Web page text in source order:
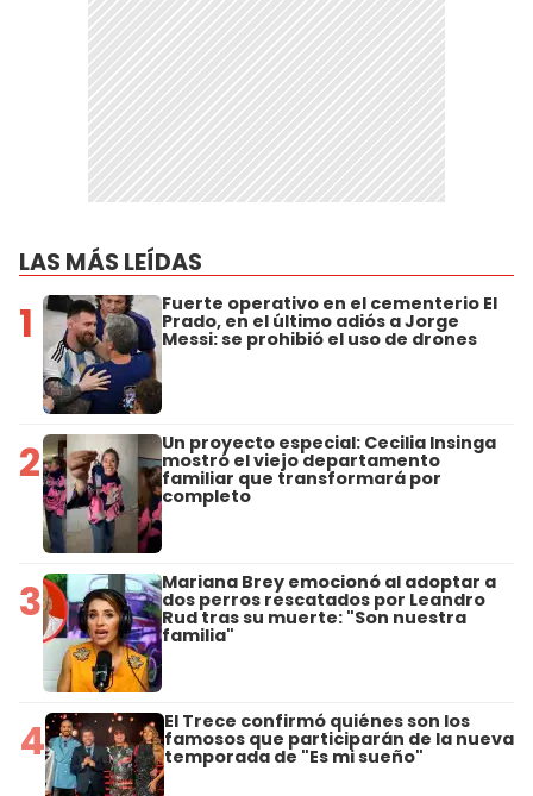
LAS MÁS LEÍDAS
1 Fuerte operativo en el cementerio El
Prado, en el último adiós a Jorge
Messi: se prohibió el uso de drones
2 Un proyecto especial: Cecilia Insinga
mostró el viejo departamento
familiar que transformará por
completo
3 Mariana Brey emocionó al adoptar a
dos perros rescatados por Leandro
Rud tras su muerte: "Son nuestra
familia"
4 El Trece confirmó quiénes son los
famosos que participarán de la nueva
temporada de "Es mi sueño"